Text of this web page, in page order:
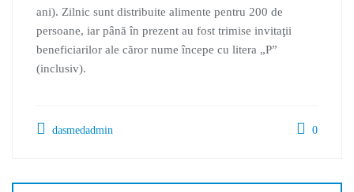
ani). Zilnic sunt distribuite alimente pentru 200 de
persoane, iar până în prezent au fost trimise invitaţii
beneficiarilor ale căror nume începe cu litera „P”
(inclusiv).
dasmedadmin 0